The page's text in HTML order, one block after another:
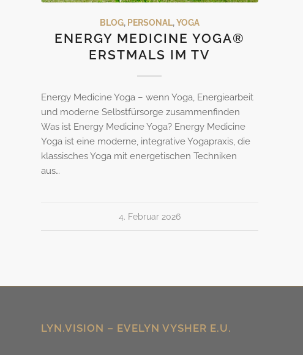
BLOG, PERSONAL,YOGA
ENERGY MEDICINE YOGA®
ERSTMALS IM TV
Energy Medicine Yoga – wenn Yoga, Energiearbeit
und moderne Selbstfürsorge zusammenfinden
Was ist Energy Medicine Yoga? Energy Medicine
Yoga ist eine moderne, integrative Yogapraxis, die
klassisches Yoga mit energetischen Techniken
aus…
4. Februar 2026
LYN.VISION – EVELYN VYSHER E.U.